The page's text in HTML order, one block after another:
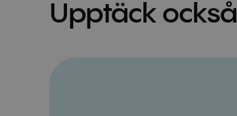
Upptäck också